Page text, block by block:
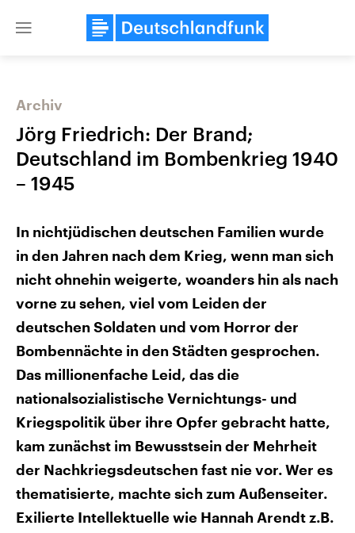
Close
Landtagswahl Sachsen-Anhalt
Alle Informationen
Sachsen-Anhalt wählt am 6.
September 2026 einen neuen
Bundesland von einer Koalition aus
Umfragen, Prognosen,
Wahlprogramme, aktuelle Berichte
und Hintergründe zu den Parteien
und Kandidaten der anstehenden
Wahl.
USA
Hintergründe
gehören die Vereinigten
mit großem Einfluss auf
Sendungen Programm Podcasts
Audio-Archiv
Archiv
Jörg Friedrich: Der Brand;
Deutschland im Bombenkrieg 1940
– 1945
In nichtjüdischen deutschen Familien wurde
in den Jahren nach dem Krieg, wenn man sich
nicht ohnehin weigerte, woanders hin als nach
vorne zu sehen, viel vom Leiden der
deutschen Soldaten und vom Horror der
Bombennächte in den Städten gesprochen.
Das millionenfache Leid, das die
nationalsozialistische Vernichtungs- und
Kriegspolitik über ihre Opfer gebracht hatte,
kam zunächst im Bewusstsein der Mehrheit
der Nachkriegsdeutschen fast nie vor. Wer es
thematisierte, machte sich zum Außenseiter.
Exilierte Intellektuelle wie Hannah Arendt z.B.